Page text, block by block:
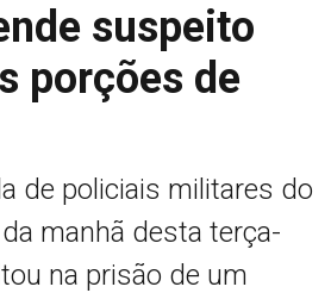
suspeito
porções de
de policiais militares do
manhã desta terça-
na prisão de um